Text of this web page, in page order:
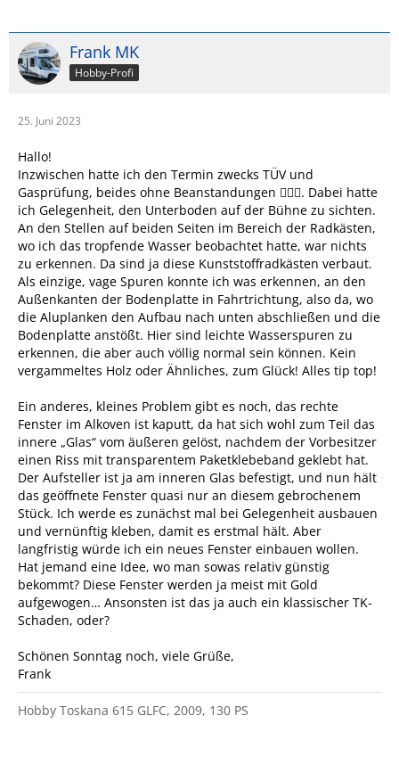
Frank MK
Hobby-Profi
25. Juni 2023
Hallo!
Inzwischen hatte ich den Termin zwecks TÜV und
Gasprüfung, beides ohne Beanstandungen 👍🏻😊. Dabei hatte
ich Gelegenheit, den Unterboden auf der Bühne zu sichten.
An den Stellen auf beiden Seiten im Bereich der Radkästen,
wo ich das tropfende Wasser beobachtet hatte, war nichts
zu erkennen. Da sind ja diese Kunststoffradkästen verbaut.
Als einzige, vage Spuren konnte ich was erkennen, an den
Außenkanten der Bodenplatte in Fahrtrichtung, also da, wo
die Aluplanken den Aufbau nach unten abschließen und die
Bodenplatte anstößt. Hier sind leichte Wasserspuren zu
erkennen, die aber auch völlig normal sein können. Kein
vergammeltes Holz oder Ähnliches, zum Glück! Alles tip top!
Ein anderes, kleines Problem gibt es noch, das rechte
Fenster im Alkoven ist kaputt, da hat sich wohl zum Teil das
innere „Glas“ vom äußeren gelöst, nachdem der Vorbesitzer
einen Riss mit transparentem Paketklebeband geklebt hat.
Der Aufsteller ist ja am inneren Glas befestigt, und nun hält
das geöffnete Fenster quasi nur an diesem gebrochenem
Stück. Ich werde es zunächst mal bei Gelegenheit ausbauen
und vernünftig kleben, damit es erstmal hält. Aber
langfristig würde ich ein neues Fenster einbauen wollen.
Hat jemand eine Idee, wo man sowas relativ günstig
bekommt? Diese Fenster werden ja meist mit Gold
aufgewogen… Ansonsten ist das ja auch ein klassischer TK-
Schaden, oder?
Schönen Sonntag noch, viele Grüße,
Frank
Hobby Toskana 615 GLFC, 2009, 130 PS